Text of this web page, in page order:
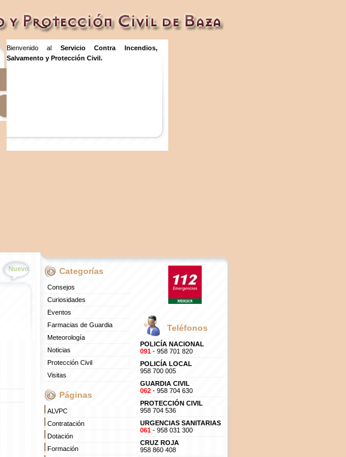
Bienvenido al Servicio Contra Incendios,
Salvamento y Protección Civil.
Nuevo Categorías
Consejos
Curiosidades
Eventos
Farmacias de Guardia
Meteorología
Noticias
Protección Civil
Visitas
Páginas
ALVPC
Contratación
Dotación
Formación
Teléfonos
POLICÍA NACIONAL
091- 958 701 820
POLICÍA LOCAL
958 700 005
GUARDIA CIVIL
062- 958 704 630
PROTECCIÓN CIVIL
958 704 536
URGENCIAS SANITARIAS
061- 958 031 300
CRUZ ROJA
958 860 408